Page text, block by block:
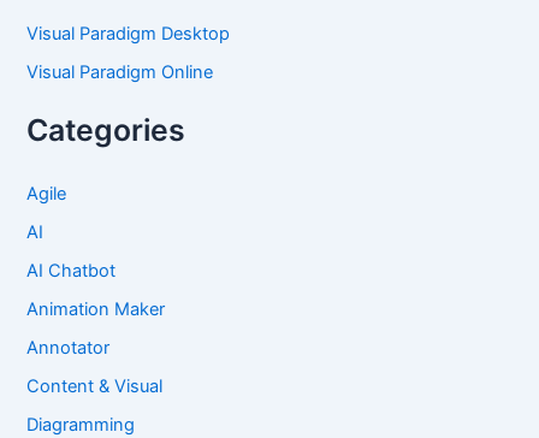
Visual Paradigm Desktop
Visual Paradigm Online
Categories
Agile
AI
AI Chatbot
Animation Maker
Annotator
Content & Visual
Diagramming